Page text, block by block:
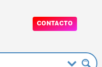
CONTACTO